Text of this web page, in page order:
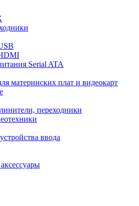
Serial ATA
материнских плат и видеокарт
переходники
ввода